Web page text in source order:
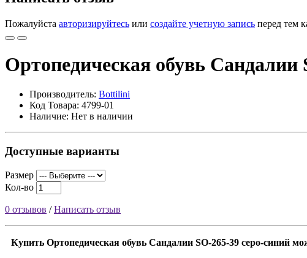
Пожалуйста авторизируйтесь или создайте учетную запись перед тем
Ортопедическая обувь Сандалии
Производитель: Bottilini
Код Товара: 4799-01
Наличие: Нет в наличии
Доступные варианты
Размер
Кол-во
0 отзывов /Написать отзыв
Купить Ортопедическая обувь Сандалии SO-265-39 серо-синий